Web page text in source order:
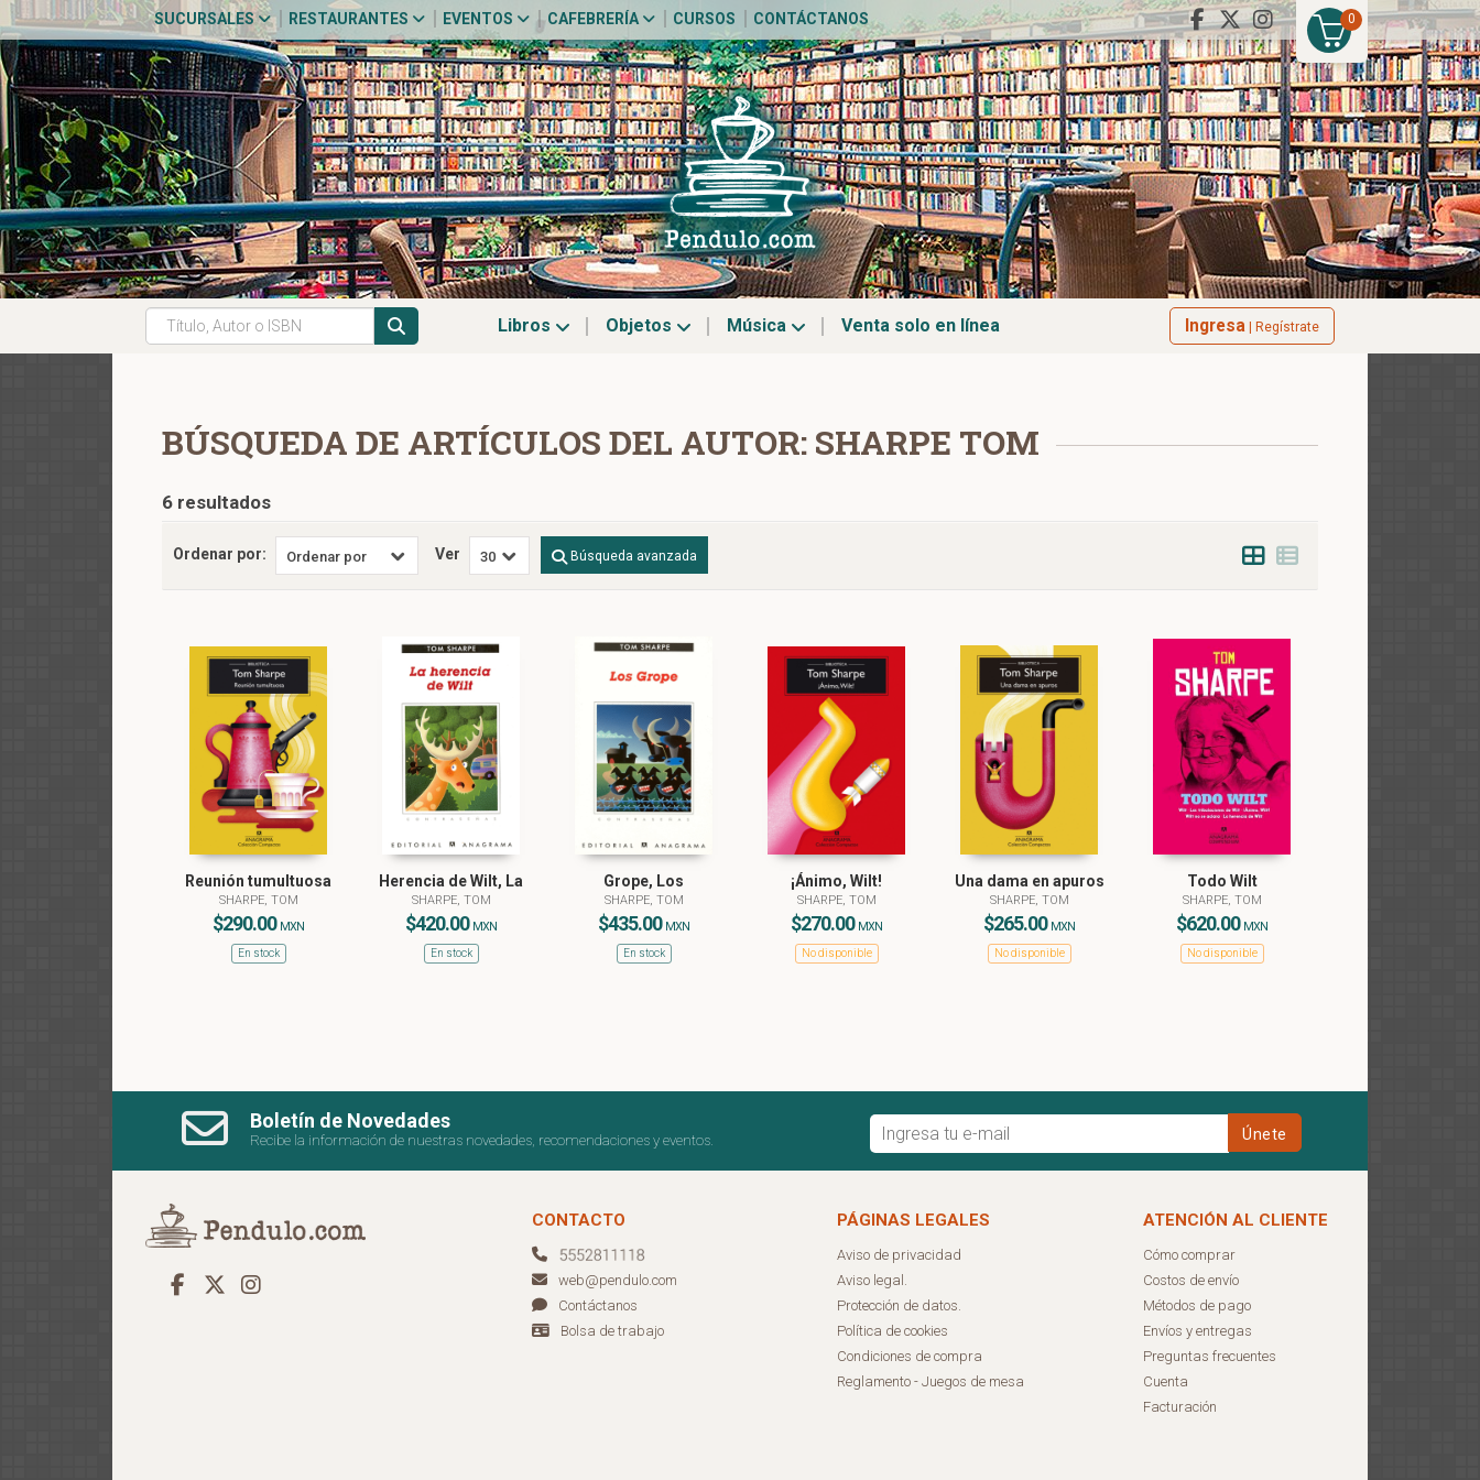
0
SUCURSALES RESTAURANTES EVENTOS CAFEBRERÍA CURSOS CONTÁCTANOS
Libros Objetos Música Venta solo en línea Ingresa | Regístrate
BÚSQUEDA DE ARTÍCULOS DEL AUTOR: SHARPE TOM
6 resultados
Ordenar por: Ver Búsqueda avanzada
Reunión tumultuosa
SHARPE, TOM
$290.00 MXN
En stock
Herencia de Wilt, La
SHARPE, TOM
$420.00 MXN
En stock
Grope, Los
SHARPE, TOM
$435.00 MXN
En stock
¡Ánimo, Wilt!
SHARPE, TOM
$270.00 MXN
No disponible
Una dama en apuros
SHARPE, TOM
$265.00 MXN
No disponible
Todo Wilt
SHARPE, TOM
$620.00 MXN
No disponible
Boletín de Novedades
Recibe la información de nuestras novedades, recomendaciones y eventos.
CONTACTO
web@pendulo.com
Contáctanos
Bolsa de trabajo
PÁGINAS LEGALES
Aviso de privacidad
Aviso legal.
Protección de datos.
Política de cookies
Condiciones de compra
Reglamento - Juegos de mesa
ATENCIÓN AL CLIENTE
Cómo comprar
Costos de envío
Métodos de pago
Envíos y entregas
Preguntas frecuentes
Cuenta
Facturación